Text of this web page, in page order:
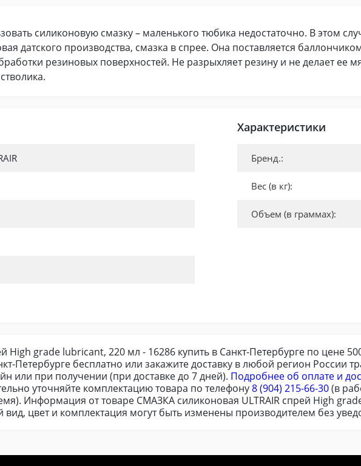
силиконовую смазку – маленького тюбика недостаточно. В этом
датского производства, смазка в спрее. Она поставляется
резиновых поверхностей. Не разрыхляет резину и не делает ее
Характеристики
Бренд.:
Вес (в кг):
Объем (в граммах):
High grade lubricant, 220 мл - 16286 купить в Санкт-Петербурге по цене
Петербурге бесплатно или закажите доставку в любой регион России
или при получении (при доставке до 7 дней). Подробнее об оплате и
уточняйте комплектацию товара по телефону8 (904) 215-66-30(в
Информация от товаре СМАЗКА силиконовая ULTRAIR спрей High
вид, цвет и комплектация могут быть изменены производителем без